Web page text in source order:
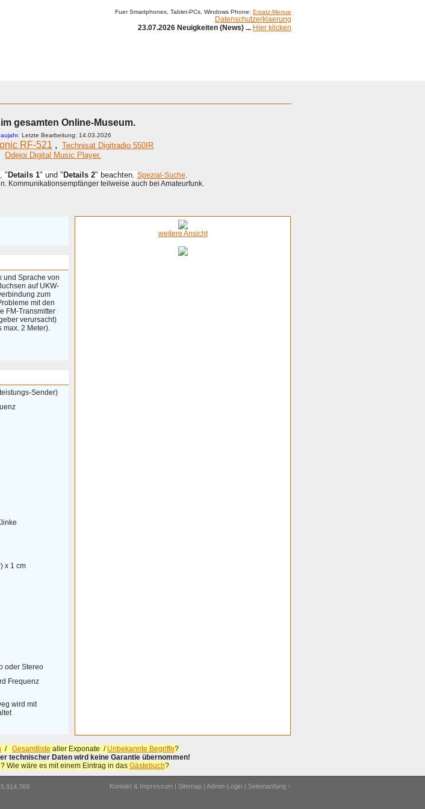
Fuer Smartphones, Tablet-PCs, Windows Phone: Ersatz-Menue
Datenschutzerklaerung
23.07.2026 Neuigkeiten (News) ... Hier klicken
gesamten Online-Museum.
Letzte Bearbeitung: 14.03.2026
RF-521 , Technisat Digitradio 550IR
Odejoi Digital Music Player.
"Details 1" und " Details 2" beachten. Spezial-Suche.
Kommunikationsempfänger teilweise auch bei Amateurfunk.
und Sprache von
auf UKW-
zum
mit den
FM-Transmitter
verursacht)
max. 2 Meter).
Sender)
x 1 cm
oder Stereo
Frequenz
wird mit
weitere Ansicht
/ Gesamtliste aller Exponate / Unbekannte Begriffe?
technischer Daten wird keine Garantie übernommen!
Wie wäre es mit einem Eintrag in das Gästebuch?
Kontakt & Impressum | Sitemap | Admin-Login | Seitenanfang ↑